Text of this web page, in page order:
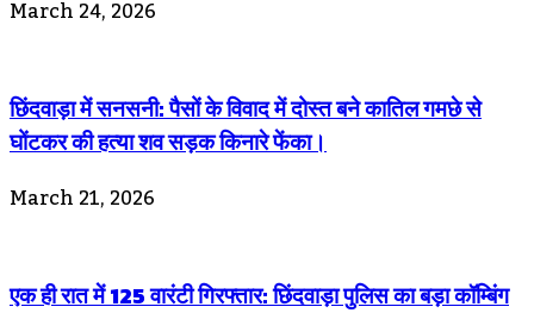
March 24, 2026
छिंदवाड़ा में सनसनी: पैसों के विवाद में दोस्त बने कातिल गमछे से
घोंटकर की हत्या शव सड़क किनारे फेंका।
March 21, 2026
एक ही रात में 125 वारंटी गिरफ्तार: छिंदवाड़ा पुलिस का बड़ा कॉम्बिंग